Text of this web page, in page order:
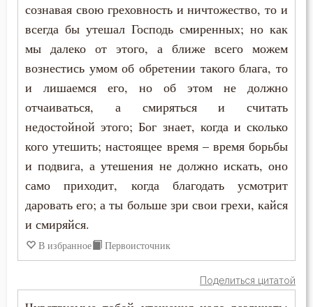
Поклон
Помощь Божия
Пост
Празднословие
Прелесть
Причастие
Никифор Уединенник
Николай Сербский
Никон Оптинский (Беляев)
Нил Сорский
Паисий (Величковский)
Петр Московский
сознавая свою греховность и ничтожество, то и
всегда бы утешал Господь смиренных; но как
мы далеко от этого, а ближе всего можем
вознестись умом об обретении такого блага, то
и лишаемся его, но об этом не должно
отчаиваться, а смиряться и считать
недостойной этого; Бог знает, когда и сколько
кого утешить; настоящее время – время борьбы
и подвига, а утешения не должно искать, оно
само приходит, когда благодать усмотрит
даровать его; а ты больше зри свои грехи, кайся
и смиряйся.
В избранное Первоисточник
Поделиться цитатой